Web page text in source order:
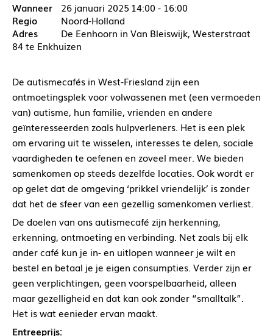
26 januari 2025 14:00 - 16:00
Noord-Holland
De Eenhoorn in Van Bleiswijk, Westerstraat
84 te Enkhuizen
De autismecafés in West-Friesland zijn een
ontmoetingsplek voor volwassenen met (een vermoeden
van) autisme, hun familie, vrienden en andere
geïnteresseerden zoals hulpverleners. Het is een plek
om ervaring uit te wisselen, interesses te delen, sociale
vaardigheden te oefenen en zoveel meer. We bieden
samenkomen op steeds dezelfde locaties. Ook wordt er
op gelet dat de omgeving ‘prikkel vriendelijk’ is zonder
dat het de sfeer van een gezellig samenkomen verliest.
De doelen van ons autismecafé zijn herkenning,
erkenning, ontmoeting en verbinding. Net zoals bij elk
ander café kun je in- en uitlopen wanneer je wilt en
bestel en betaal je je eigen consumpties. Verder zijn er
geen verplichtingen, geen voorspelbaarheid, alleen
maar gezelligheid en dat kan ook zonder “smalltalk”.
Het is wat eenieder ervan maakt.
Entreeprijs: